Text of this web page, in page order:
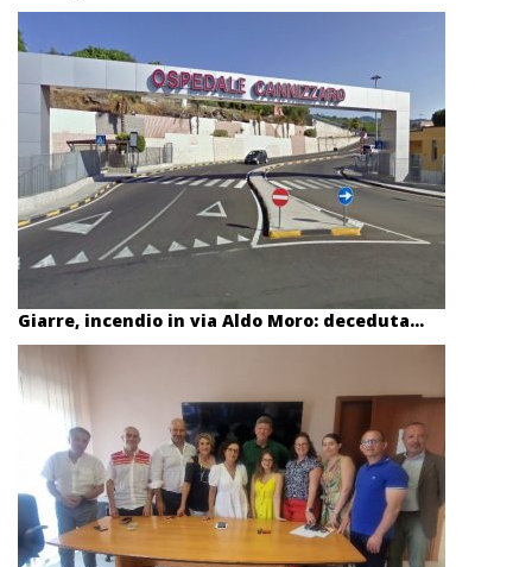
Giarre, incendio in via Aldo Moro: deceduta...